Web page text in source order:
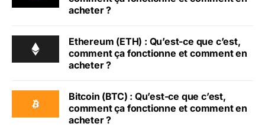
acheter ?
Ethereum (ETH) : Qu’est-ce que c’est,
comment ça fonctionne et comment en
acheter ?
Bitcoin (BTC) : Qu’est-ce que c’est,
comment ça fonctionne et comment en
acheter ?